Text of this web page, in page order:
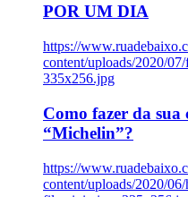
POR UM DIA
https://
content/uploads/2020/
335x256.jpg
Como fazer da
“Michelin”?
https://
content/uploads/2020/